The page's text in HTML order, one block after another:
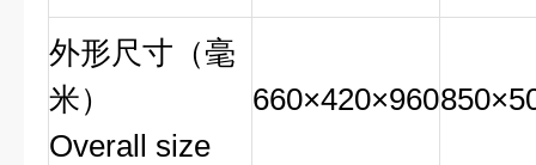
外形尺寸（毫
米）
Overall size
660×420×960